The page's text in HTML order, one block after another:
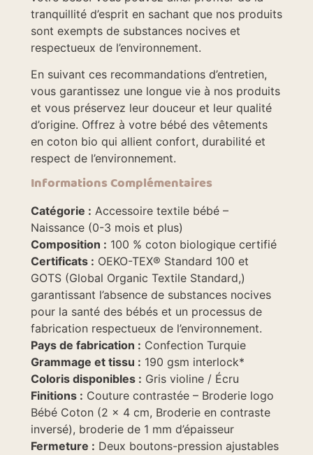
tranquillité d’esprit en sachant que nos produits
sont exempts de substances nocives et
respectueux de l’environnement.
En suivant ces recommandations d’entretien,
vous garantissez une longue vie à nos produits
et vous préservez leur douceur et leur qualité
d’origine. Offrez à votre bébé des vêtements
en coton bio qui allient confort, durabilité et
respect de l’environnement.
Informations Complémentaires
Catégorie : Accessoire textile bébé –
Naissance (0-3 mois et plus)
Composition : 100 % coton biologique certifié
Certificats : OEKO-TEX® Standard 100 et
GOTS (Global Organic Textile Standard,)
garantissant l’absence de substances nocives
pour la santé des bébés et un processus de
fabrication respectueux de l’environnement.
Pays de fabrication : Confection Turquie
Grammage et tissu : 190 gsm interlock*
Coloris disponibles : Gris violine / Écru
Finitions : Couture contrastée – Broderie logo
Bébé Coton (2 × 4 cm, Broderie en contraste
inversé), broderie de 1 mm d’épaisseur
Fermeture : Deux boutons-pression ajustables